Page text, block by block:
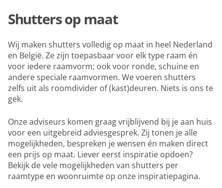
Shutters op maat
Wij maken shutters volledig op maat in heel Nederland
en België. Ze zijn toepasbaar voor elk type raam én
voor iedere raamvorm; ook voor ronde, schuine en
andere speciale raamvormen. We voeren shutters
zelfs uit als roomdivider of (kast)deuren. Niets is ons te
gek.
Onze adviseurs komen graag vrijblijvend bij je aan huis
voor een uitgebreid adviesgesprek. Zij tonen je alle
mogelijkheden, bespreken je wensen én maken direct
een prijs op maat. Liever eerst inspiratie opdoen?
Bekijk de vele mogelijkheden van shutters per
raamtype en woonruimte op onze inspiratiepagina.